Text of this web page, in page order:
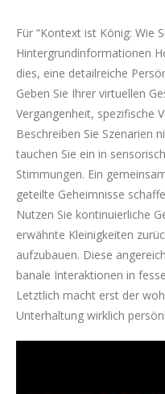
Für “Kontext ist König: Wie
Hintergrundinformationen
dies, eine detailreiche
Geben Sie Ihrer virtuellen
Vergangenheit, spezifische
Beschreiben Sie Szenarien
tauchen Sie ein in
Stimmungen. Ein
geteilte Geheimnisse
Nutzen Sie kontinuierliche
erwähnte Kleinigkeiten
aufzubauen. Diese
banale Interaktionen in
Letztlich macht erst der
Unterhaltung wirklich